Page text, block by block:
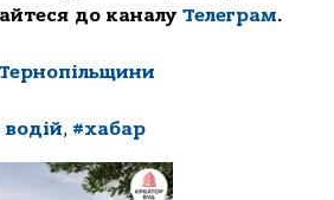
до каналу Телеграм.
, #хабар